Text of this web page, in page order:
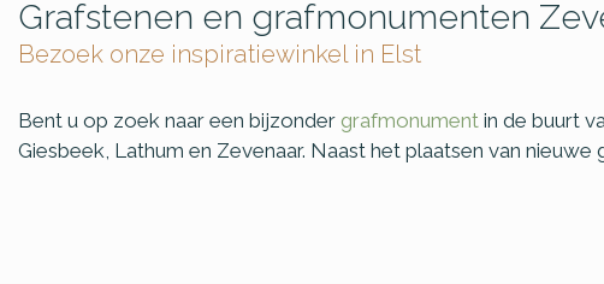
Grafstenen en grafmonumenten
Bezoek onze inspiratiewinkel in Elst
Bent u op zoek naar een bijzonder grafmonument in de buurt
Giesbeek, Lathum en Zevenaar. Naast het plaatsen van